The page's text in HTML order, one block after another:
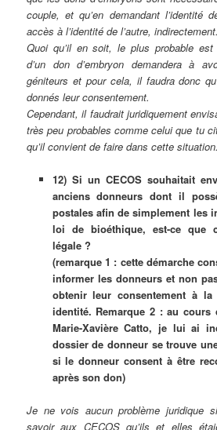
couple, et qu’en demandant l’identité
accès à l’identité de l’autre,
Quoi qu’il en soit, le plus probable est
d’un don d’embryon demandera à
géniteurs et pour cela, il faudra donc
donnés leur consentement.
Cependant, il faudrait juridiquement
très peu probables comme celui que tu
qu’il convient de faire dans cette situation.
12) Si un CECOS souhaitait
anciens donneurs dont il
postales afin de simplement les
loi de bioéthique, est-ce que
légale ?
(remarque 1 : cette démarche
informer les donneurs et non
obtenir leur consentement à
identité. Remarque 2 : au
Marie-Xavière Catto, je lui ai
dossier de donneur se trouve
si le donneur consent à être
après son don)
Je ne vois aucun problème juridique
savoir aux CECOS qu’ils et elles